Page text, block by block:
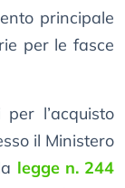
principale
per le fasce
l’acquisto
il Ministero
legge n. 244